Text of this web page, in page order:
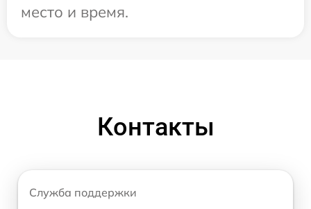
место и время.
Контакты
Служба поддержки